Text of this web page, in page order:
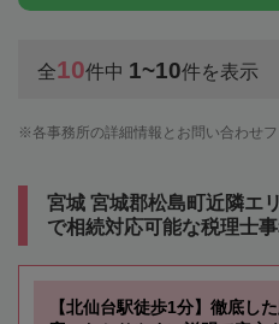
全10件中 1~10件を表示
各事務所の詳細情報とお問い合わせ
宮城 宮城郡松島町近隣エ
で相続対応可能な税理士
【北仙台駅徒歩1分】徹底し